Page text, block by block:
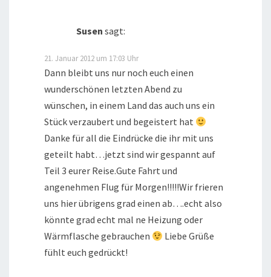
Susen sagt:
21. Januar 2012 um 17:03 Uhr
Dann bleibt uns nur noch euch einen
wunderschönen letzten Abend zu
wünschen, in einem Land das auch uns ein
Stück verzaubert und begeistert hat
Danke für all die Eindrücke die ihr mit uns
geteilt habt…jetzt sind wir gespannt auf
Teil 3 eurer Reise.Gute Fahrt und
angenehmen Flug für Morgen!!!!!Wir frieren
uns hier übrigens grad einen ab….echt also
könnte grad echt mal ne Heizung oder
Wärmflasche gebrauchen
Liebe Grüße
fühlt euch gedrückt!